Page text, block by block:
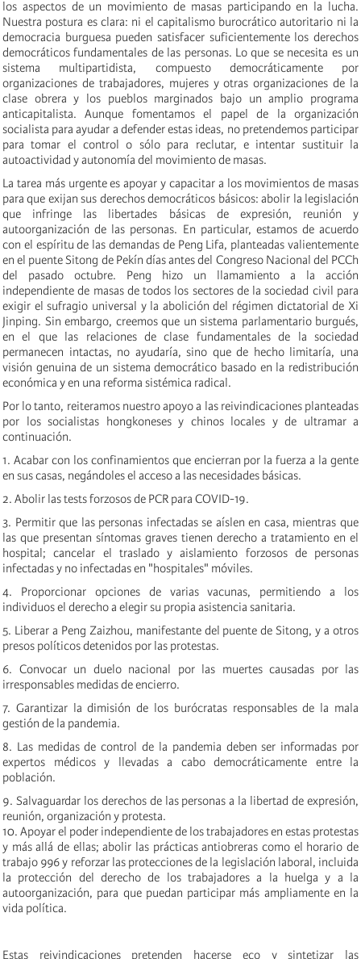
los aspectos de un movimiento de masas participando en la lucha.
Nuestra postura es clara: ni el capitalismo burocrático autoritario ni la
democracia burguesa pueden satisfacer suficientemente los derechos
democráticos fundamentales de las personas. Lo que se necesita es un
sistema multipartidista, compuesto democráticamente por
organizaciones de trabajadores, mujeres y otras organizaciones de la
clase obrera y los pueblos marginados bajo un amplio programa
anticapitalista. Aunque fomentamos el papel de la organización
socialista para ayudar a defender estas ideas, no pretendemos participar
para tomar el control o sólo para reclutar, e intentar sustituir la
autoactividad y autonomía del movimiento de masas.
La tarea más urgente es apoyar y capacitar a los movimientos de masas
para que exijan sus derechos democráticos básicos: abolir la legislación
que infringe las libertades básicas de expresión, reunión y
autoorganización de las personas. En particular, estamos de acuerdo
con el espíritu de las demandas de Peng Lifa, planteadas valientemente
en el puente Sitong de Pekín días antes del Congreso Nacional del PCCh
del pasado octubre. Peng hizo un llamamiento a la acción
independiente de masas de todos los sectores de la sociedad civil para
exigir el sufragio universal y la abolición del régimen dictatorial de Xi
Jinping. Sin embargo, creemos que un sistema parlamentario burgués,
en el que las relaciones de clase fundamentales de la sociedad
permanecen intactas, no ayudaría, sino que de hecho limitaría, una
visión genuina de un sistema democrático basado en la redistribución
económica y en una reforma sistémica radical.
Por lo tanto, reiteramos nuestro apoyo a las reivindicaciones planteadas
por los socialistas hongkoneses y chinos locales y de ultramar a
continuación.
1. Acabar con los confinamientos que encierran por la fuerza a la gente
en sus casas, negándoles el acceso a las necesidades básicas.
2. Abolir las tests forzosos de PCR para COVID-19.
3. Permitir que las personas infectadas se aíslen en casa, mientras que
las que presentan síntomas graves tienen derecho a tratamiento en el
hospital; cancelar el traslado y aislamiento forzosos de personas
infectadas y no infectadas en "hospitales" móviles.
4. Proporcionar opciones de varias vacunas, permitiendo a los
individuos el derecho a elegir su propia asistencia sanitaria.
5. Liberar a Peng Zaizhou, manifestante del puente de Sitong, y a otros
presos políticos detenidos por las protestas.
6. Convocar un duelo nacional por las muertes causadas por las
irresponsables medidas de encierro.
7. Garantizar la dimisión de los burócratas responsables de la mala
gestión de la pandemia.
8. Las medidas de control de la pandemia deben ser informadas por
expertos médicos y llevadas a cabo democráticamente entre la
población.
9. Salvaguardar los derechos de las personas a la libertad de expresión,
reunión, organización y protesta.
10. Apoyar el poder independiente de los trabajadores en estas protestas
y más allá de ellas; abolir las prácticas antiobreras como el horario de
trabajo 996 y reforzar las protecciones de la legislación laboral, incluida
la protección del derecho de los trabajadores a la huelga y a la
autoorganización, para que puedan participar más ampliamente en la
vida política.
Estas reivindicaciones pretenden hacerse eco y sintetizar las